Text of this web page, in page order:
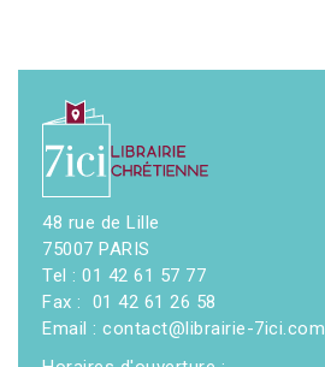
48 rue de Lille
75007 PARIS
Tel : 01 42 61 57 77
Fax : 01 42 61 26 58
Email : contact@librairie-7ici.com